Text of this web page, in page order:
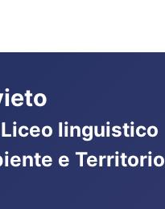
linguistico
e Territorio